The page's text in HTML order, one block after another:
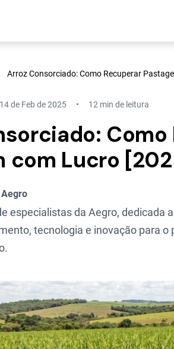
Arroz Consorciado: Como Recuperar
14 de Feb de 2025 12 min de leitura
Como
com Lucro
especialistas da Aegro, dedicada
tecnologia e inovação para o